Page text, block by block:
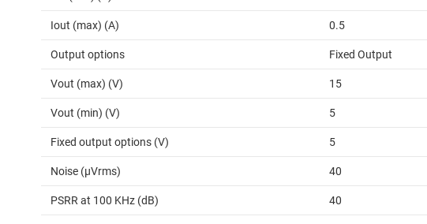
Iout (max) (A) 0.5
Output options Fixed Output
Vout (max) (V) 15
Vout (min) (V) 5
Fixed output options (V) 5
Noise (µVrms) 40
PSRR at 100 KHz (dB) 40